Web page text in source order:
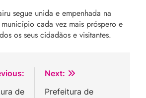
segue unida e empenhada na
cada vez mais próspero e
os seus cidadãos e visitantes.
de
Next:
Prefeitura de